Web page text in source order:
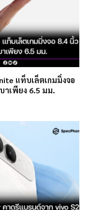
แท็บเล็ตเกมมิ่งจอ
าเพียง 6.5 มม.